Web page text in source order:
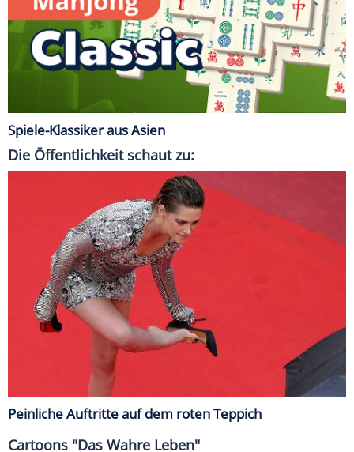
Spiele-Klassiker aus Asien
Die Öffentlichkeit schaut zu:
Peinliche Auftritte auf dem roten Teppich
Cartoons "Das Wahre Leben"